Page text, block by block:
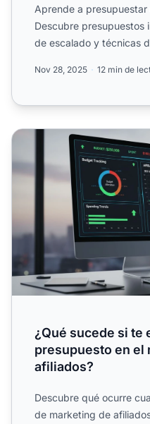
Aprende a
Descubre presupuestos
de escalado y técnicas
Nov 28, 2025 12 min de
¿Qué sucede si te
¿Qué sucede si te
presupuesto en el
afiliados?
Descubre qué ocurre
de marketing de